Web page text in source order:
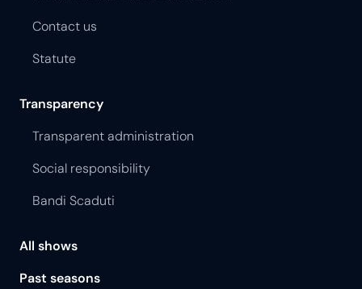
Contact us
Statute
Transparency
Transparent administration
Social responsibility
Bandi Scaduti
All shows
Past seasons